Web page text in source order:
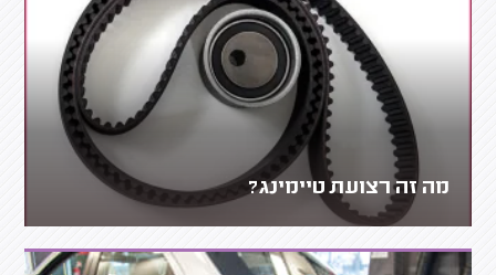
מה זה רצועת טיימינג?